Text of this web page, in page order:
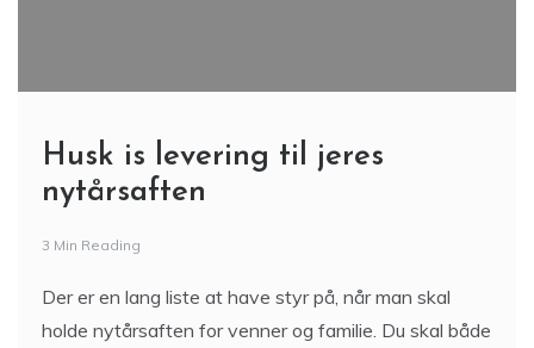
Husk is levering til jeres
nytårsaften
3 Min Reading
Der er en lang liste at have styr på, når man skal
holde nytårsaften for venner og familie. Du skal både